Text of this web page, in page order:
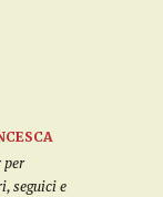
per
seguici e